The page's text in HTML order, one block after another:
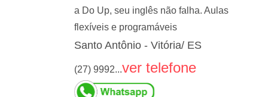
a Do Up, seu inglês não falha. Aulas
flexíveis e programáveis
Santo Antônio - Vitória/ ES
(27) 9992...ver telefone